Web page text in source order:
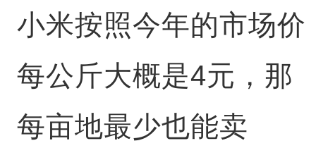
小米按照今年的市场价
每公斤大概是4元，那
每亩地最少也能卖